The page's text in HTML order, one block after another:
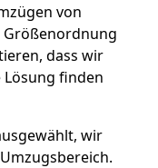
von
Größenordnung
dass wir
Lösung finden
wir